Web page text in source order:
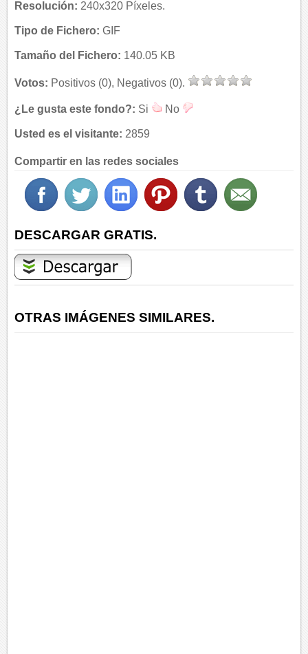
Resolución: 240x320 Píxeles.
Tipo de Fichero: GIF
Tamaño del Fichero: 140.05 KB
Votos: Positivos (0), Negativos (0).
¿Le gusta este fondo?: Si No
Usted es el visitante: 2859
Compartir en las redes sociales
DESCARGAR GRATIS.
OTRAS IMÁGENES SIMILARES.